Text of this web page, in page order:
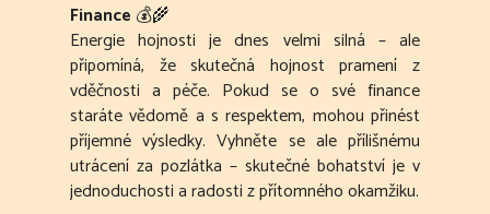
Finance 💰🌾
Energie hojnosti je dnes velmi silná – ale
připomíná, že skutečná hojnost pramení z
vděčnosti a péče. Pokud se o své finance
staráte vědomě a s respektem, mohou přinést
příjemné výsledky. Vyhněte se ale přílišnému
utrácení za pozlátka – skutečné bohatství je v
jednoduchosti a radosti z přítomného okamžiku.